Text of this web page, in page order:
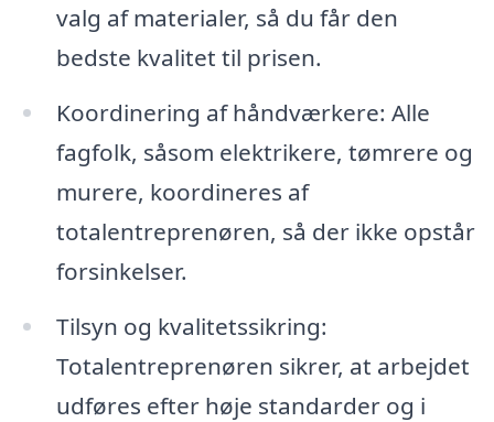
valg af materialer, så du får den
bedste kvalitet til prisen.
Koordinering af håndværkere: Alle
fagfolk, såsom elektrikere, tømrere og
murere, koordineres af
totalentreprenøren, så der ikke opstår
forsinkelser.
Tilsyn og kvalitetssikring:
Totalentreprenøren sikrer, at arbejdet
udføres efter høje standarder og i